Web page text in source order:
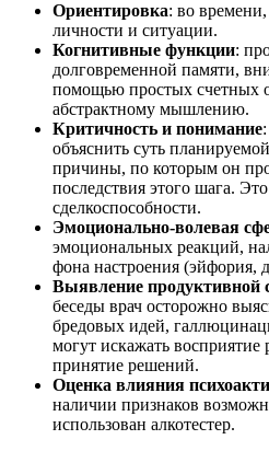
Ориентировка: во
личности и ситуации.
Когнитивные функции:
долговременной памяти,
помощью простых счетных
абстрактному мышлению.
Критичность и понимание
объяснить суть
причины, по которым он
последствия этого шага.
сделкоспособности.
Эмоционально-волевая
эмоциональных реакций,
фона настроения (эйфория,
Выявление продуктивной
беседы врач осторожно
бредовых идей,
могут искажать восприятие
принятие решений.
Оценка влияния
наличии признаков
использован алкотестер.